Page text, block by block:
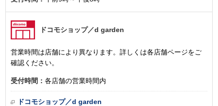
ドコモショップ／d garden
営業時間は店舗により異なります。詳しくは各店舗ページをご
確認ください。
受付時間： 各店舗の営業時間内
ドコモショップ／d garden